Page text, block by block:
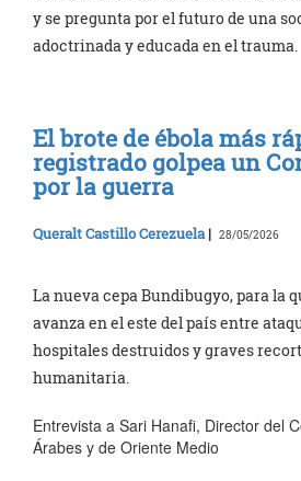
y se pregunta por el futuro de una
adoctrinada y educada en el trauma.
El brote de ébola más
registrado golpea un
por la guerra
Queralt Castillo Cerezuela | 28/05/2026
La nueva cepa Bundibugyo, para la
avanza en el este del país entre
hospitales destruidos y graves
humanitaria.
Entrevista a Sari Hanafi, Director del
Árabes y de Oriente Medio